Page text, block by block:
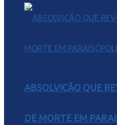
ABSOLVIÇÃO QUE
DE MORTE EM